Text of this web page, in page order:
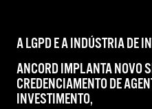
A LGPD E A INDÚSTRIA DE
ANCORD IMPLANTA NOVO
CREDENCIAMENTO DE
INVESTIMENTO,